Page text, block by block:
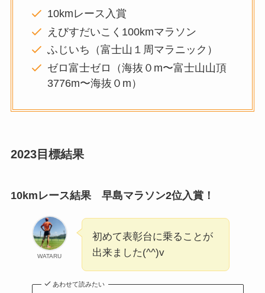
10kmレース入賞
えびすだいこく100kmマラソン
ふじいち（富士山１周マラニック）
ゼロ富士ゼロ（海抜０m〜富士山山頂
3776m〜海抜０m）
2023目標結果
10kmレース結果 早島マラソン2位入賞！
WATARU
初めて表彰台に乗ることが
出来ました(^^)v
あわせて読みたい